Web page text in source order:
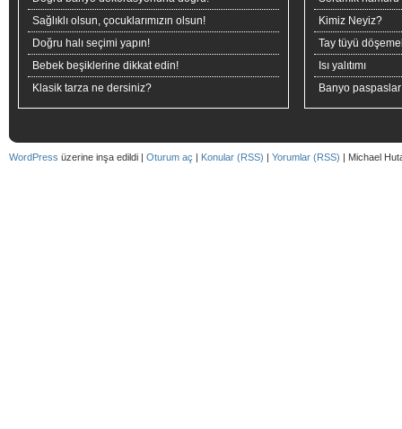
Sağlıklı olsun, çocuklarımızın olsun!
Doğru halı seçimi yapın!
Bebek beşiklerine dikkat edin!
Klasik tarza ne dersiniz?
Kimiz Neyiz?
Tay tüyü
Isı yalıtımı
Banyo
WordPress üzerine inşa edildi | Oturum aç | Konular (RSS) | Yorumlar (RSS) | Michael